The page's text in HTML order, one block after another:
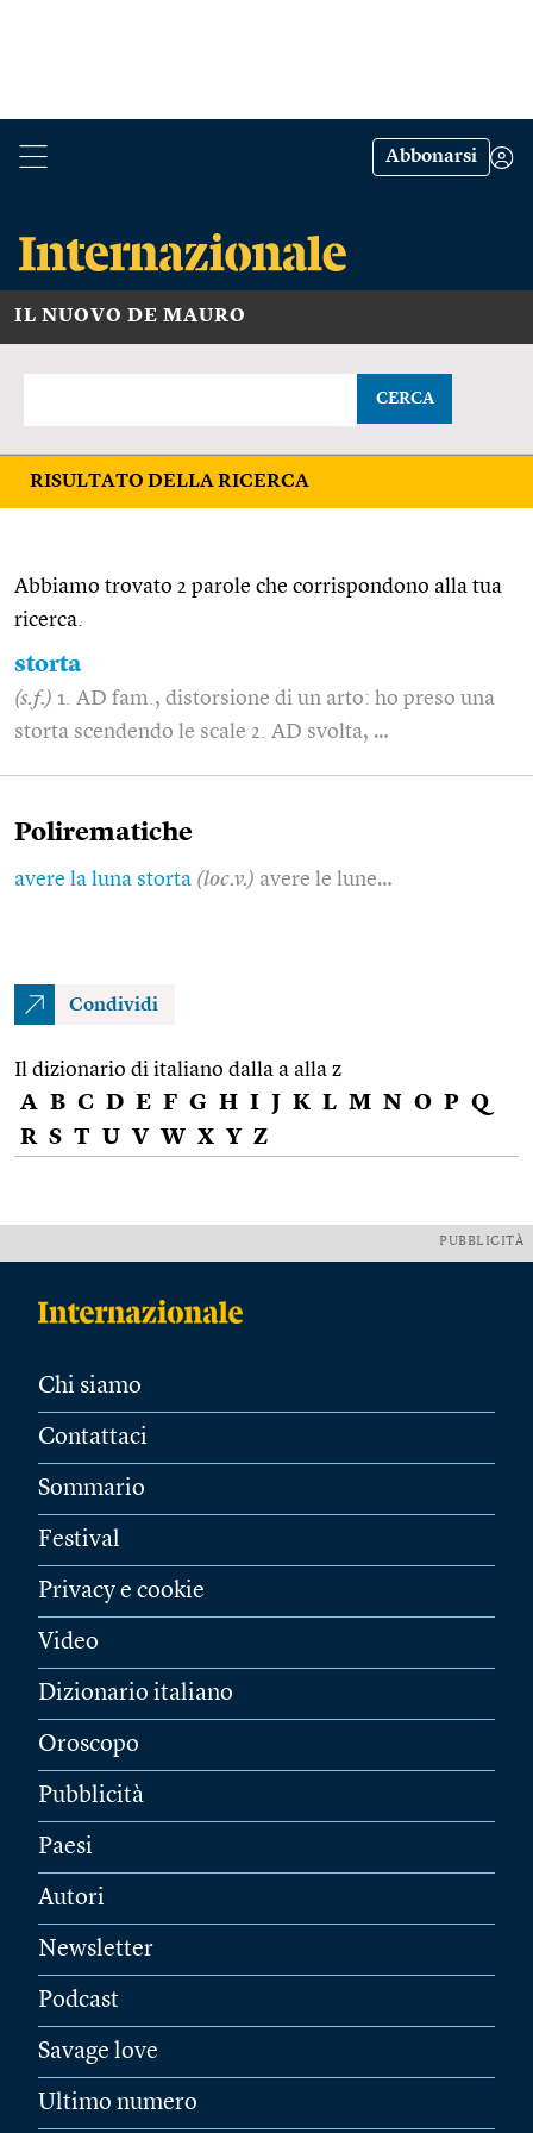
Abbonarsi
IL NUOVO DE MAURO
CERCA
RISULTATO DELLA RICERCA
Abbiamo trovato 2 parole che corrispondono alla tua
ricerca.
storta
(s.f.) 1. AD fam., distorsione di un arto: ho preso una
storta scendendo le scale 2. AD svolta, …
Polirematiche
avere la luna storta (loc.v.) avere le lune…
Condividi
Il dizionario di italiano dalla a alla z
A B C D E F G H I J K L M N O P Q
R S T U V W X Y Z
PUBBLICITÀ
Chi siamo
Contattaci
Sommario
Festival
Privacy e cookie
Video
Dizionario italiano
Oroscopo
Pubblicità
Paesi
Autori
Newsletter
Podcast
Savage love
Ultimo numero